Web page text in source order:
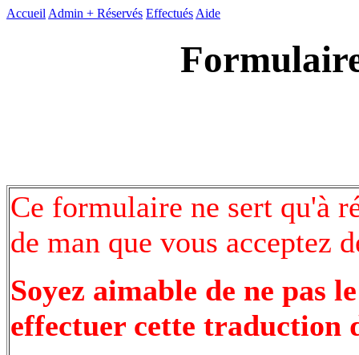
Accueil Admin + Réservés Effectués Aide
Ce formulaire ne sert qu'à
de man que vous acceptez
Soyez aimable de ne pas
effectuer cette traduction